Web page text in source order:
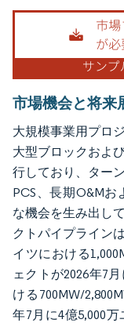
画像 © Mordor
市場機会と将来
大規模事業用プロ
大型ブロックおよ
行しており、ター
PCS、長期O&M
な機会を生み出し
クトパイプライン
イツにおける
ェクトが2026年7
ける700MW/
年7月に4億5,000